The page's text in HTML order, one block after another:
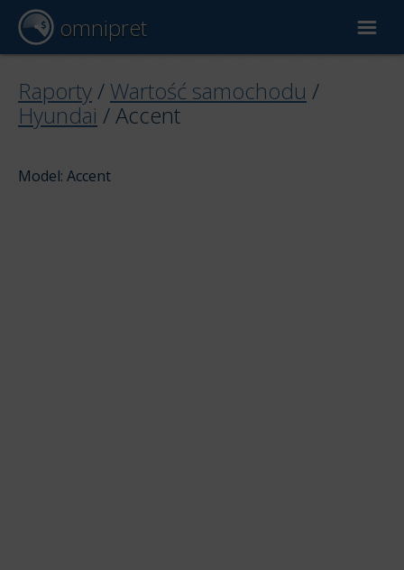
omnipret
Wycena samochodu
Raporty / Wartość samochodu /
Hyundai /Accent
Model: Accent